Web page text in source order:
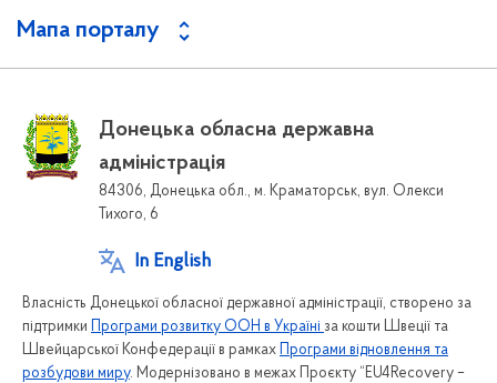
Мапа порталу
Донецька обласна державна
адміністрація
84306, Донецька обл., м. Краматорськ, вул. Олекси
Тихого, 6
In English
Власність Донецької обласної державної адміністрації, створено за
підтримки
Програми розвитку ООН в Україні за кошти Швеції та
Швейцарської Конфедерації в рамках
Програми відновлення та
розбудови миру. Модернізовано в межах Проєкту “EU4Recovery –